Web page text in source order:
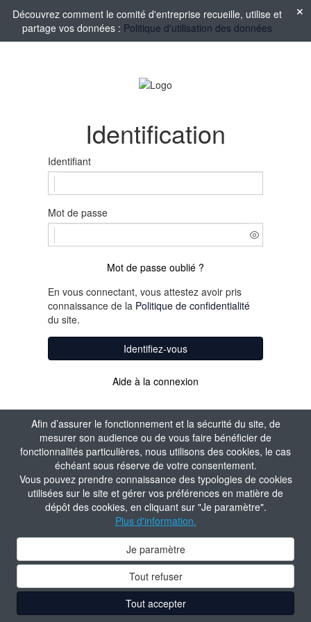
Afin d’assurer le fonctionnement et la sécurité du site, de
mesurer son audience ou de vous faire bénéficier de
fonctionnalités particulières, nous utilisons des cookies, le cas
échéant sous réserve de votre consentement.
Vous pouvez prendre connaissance des typologies de cookies
utilisées sur le site et gérer vos préférences en matière de
dépôt des cookies, en cliquant sur "Je paramètre".
Plus d'information.
Je paramètre
Tout refuser
Tout accepter
Découvrez comment le comité d'entreprise recueille, utilise et
partage vos données : Politique d'utilisation des données
Identification
Identifiant
Mot de passe
Mot de passe oublié ?
En vous connectant, vous attestez avoir pris
connaissance de la Politique de confidentialité
du site.
Identifiez-vous
Aide à la connexion